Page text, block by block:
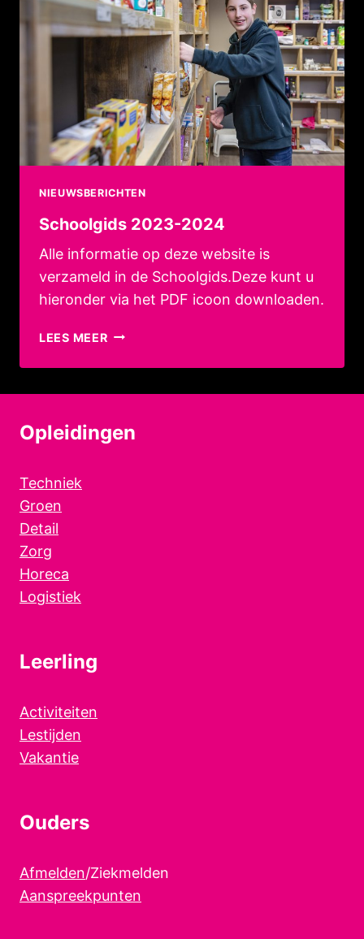
NIEUWSBERICHTEN
Schoolgids 2023-2024
Alle informatie op deze website is
verzameld in de Schoolgids.Deze kunt u
hieronder via het PDF icoon downloaden.
LEES MEERSCHOOLGIDS
2024
Opleidingen
Techniek
Groen
Detail
Zorg
Horeca
Logistiek
Leerling
Activiteiten
Lestijden
Vakantie
Ouders
Afmelden/Ziekmelden
Aanspreekpunten